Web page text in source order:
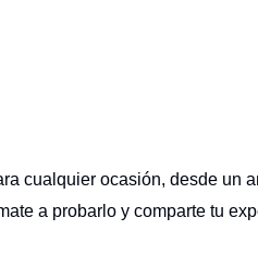
cualquier ocasión, desde un
a probarlo y comparte tu